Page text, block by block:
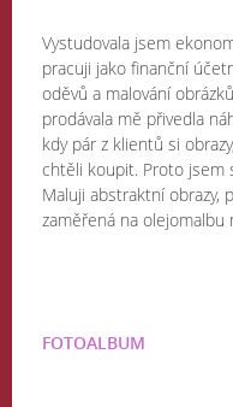
Vystudovala jsem
pracuji jako finanční
oděvů a malování
prodávala mě přivedla
kdy pár z klientů si
chtěli koupit. Proto jsem
Maluji abstraktní obrazy,
zaměřená na olejomalbu
FOTOALBUM